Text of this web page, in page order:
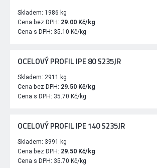
Skladem: 1986 kg
Cena bez DPH: 29.00 Kč/kg
Cena s DPH: 35.10 Kč/kg
OCELOVÝ PROFIL IPE 80 S235JR
Skladem: 2911 kg
Cena bez DPH: 29.50 Kč/kg
Cena s DPH: 35.70 Kč/kg
OCELOVÝ PROFIL IPE 140 S235JR
Skladem: 3991 kg
Cena bez DPH: 29.50 Kč/kg
Cena s DPH: 35.70 Kč/kg